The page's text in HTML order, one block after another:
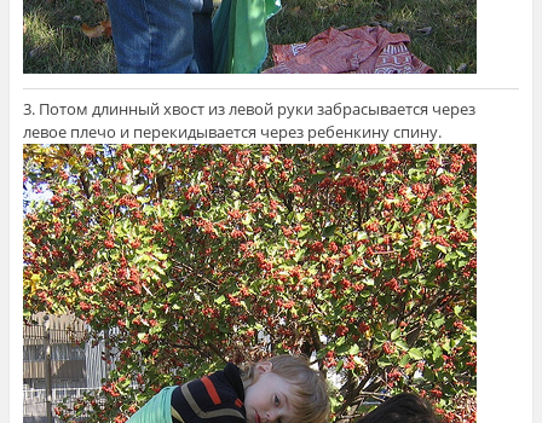
3. Потом длинный хвост из левой руки забрасывается через
левое плечо и перекидывается через ребенкину спину.